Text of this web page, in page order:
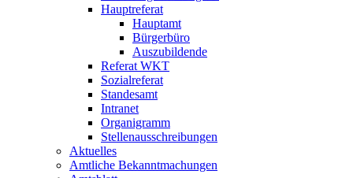
Hauptreferat
Hauptamt
Bürgerbüro
Auszubildende
Referat WKT
Sozialreferat
Standesamt
Intranet
Organigramm
Stellenausschreibungen
Aktuelles
Amtliche Bekanntmachungen